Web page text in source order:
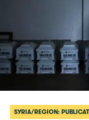
SYRIA/REGION: